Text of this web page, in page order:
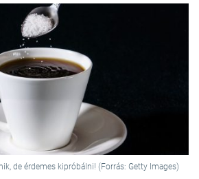
de érdemes kipróbálni! (Forrás: Getty Images)